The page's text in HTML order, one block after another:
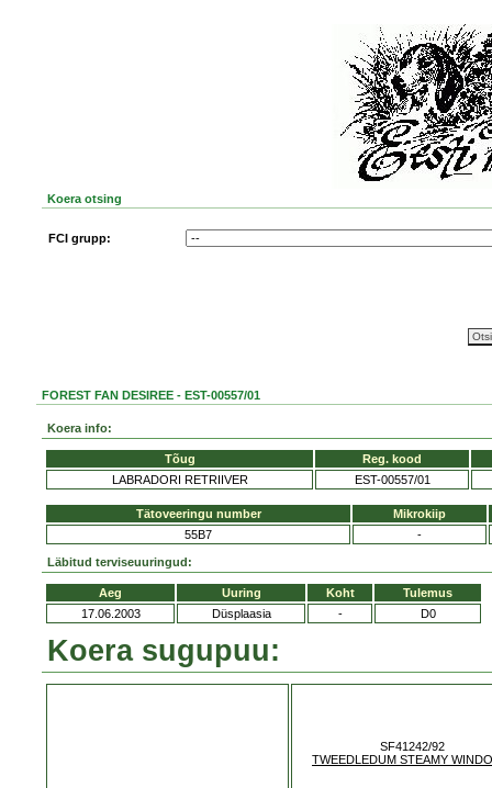
Koera otsing
FCI grupp:
FOREST FAN DESIREE - EST-00557/01
Koera info:
Tõug
Reg. kood
LABRADORI RETRIIVER
EST-00557/01
Tätoveeringu number
Mikrokiip
55B7
-
Läbitud terviseuuringud:
Aeg Uuring Koht
Tulemus
17.06.2003
Düsplaasia - D0
Koera sugupuu:
SF41242/92
TWEEDLEDUM STEAMY